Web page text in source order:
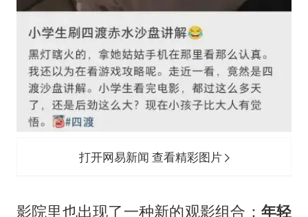
打开网易新闻 查看精彩图片
影院里也出现了一种新的观影组合： 年轻